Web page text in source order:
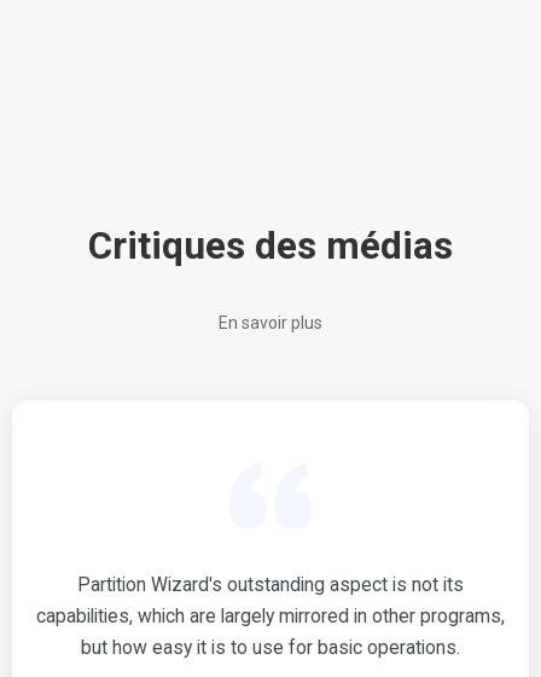
Critiques des médias
En savoir plus
Partition Wizard's outstanding aspect is not its
capabilities, which are largely mirrored in other programs,
but how easy it is to use for basic operations.